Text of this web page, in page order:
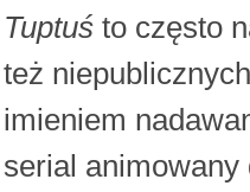
Tuptuś to często
też
imieniem
serial